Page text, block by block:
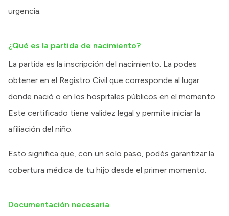
urgencia.
¿Qué es la partida de nacimiento?
La partida es la inscripción del nacimiento. La podes
obtener en el Registro Civil que corresponde al lugar
donde nació o en los hospitales públicos en el momento.
Este certificado tiene validez legal y permite iniciar la
afiliación del niño.
Esto significa que, con un solo paso, podés garantizar la
cobertura médica de tu hijo desde el primer momento.
Documentación necesaria